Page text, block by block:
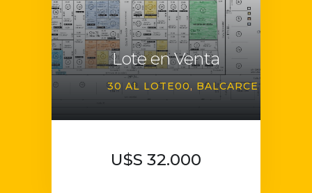
Lote en Venta
30 AL LOTE00 BALCARCE
U$S 32.000